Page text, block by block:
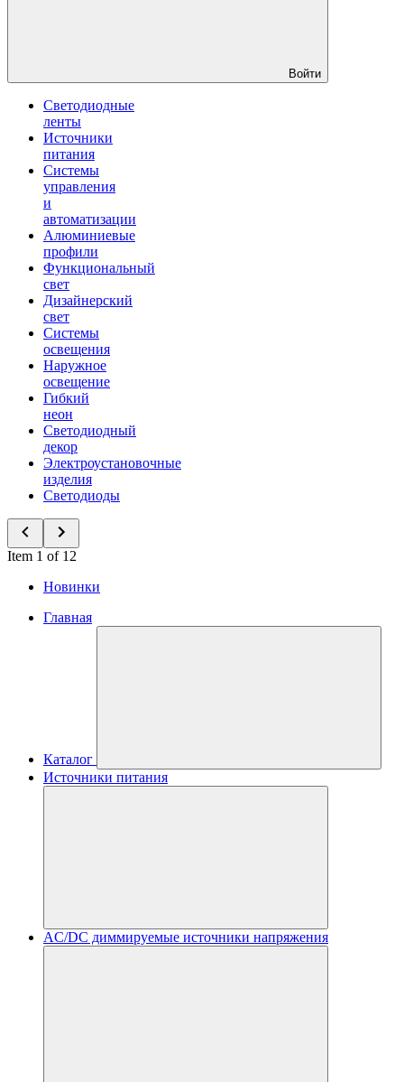
Войти
Светодиодные
ленты
Источники
питания
Системы
управления
и
автоматизации
Алюминиевые
профили
Функциональный
свет
Дизайнерский
свет
Системы
освещения
Наружное
освещение
Гибкий
неон
Светодиодный
декор
Электроустановочные
изделия
Светодиоды
Item 1 of 12
Новинки
Главная
Каталог
Источники питания
AC/DC диммируемые источники напряжения